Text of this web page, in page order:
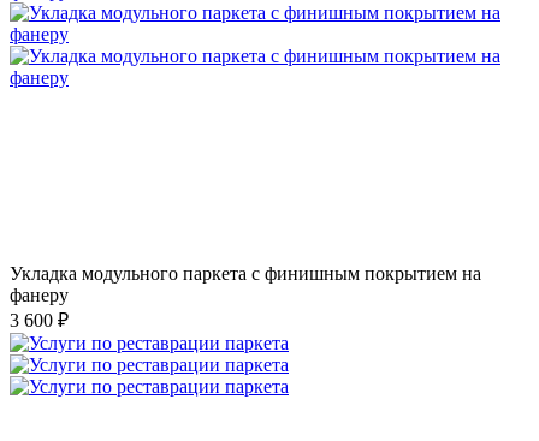
Укладка модульного паркета с финишным покрытием на
фанеру
3 600 ₽